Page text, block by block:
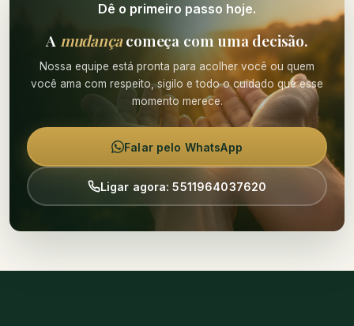
Dê o primeiro passo hoje.
Amudançacomeça com uma decisão.
Nossa equipe está pronta para acolher você ou quem
você ama com respeito, sigilo e todo o cuidado que esse
momento merece.
Falar pelo WhatsApp
Ligar agora: 5511964037620